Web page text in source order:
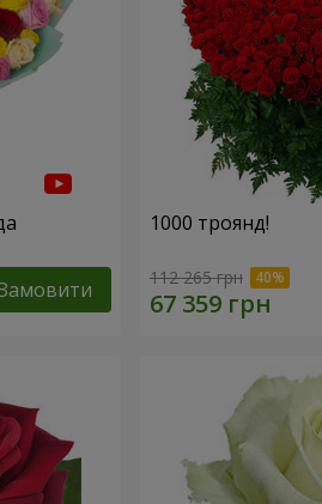
1000 троянд!
112 265 грн